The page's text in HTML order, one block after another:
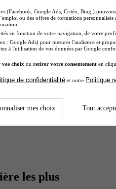
les plus
(Facebook, Google Ads, Critéo, Bing,)
ou des offres de formations
en fonction de votre navigation, de votre
: Google Ads) pour mesurer l'audience et
à l'utilisation de vos données par Google
choix ou retirer votre consentement en
de confidentialité et notre Politique
mes choix Tout